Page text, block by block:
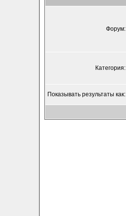
Форум:
Категория:
Показывать результаты как: